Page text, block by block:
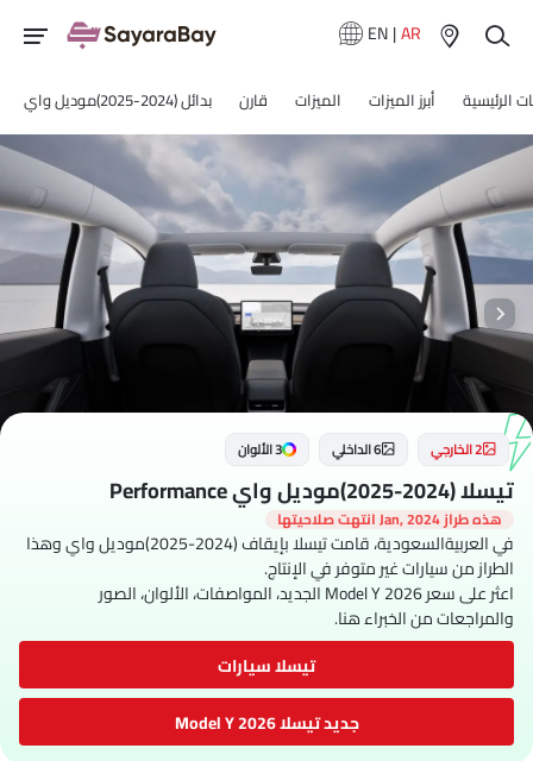
EN|AR
الرئيسية أبرز الميزات الميزات قارن بدائل (2024-2025)موديل واي
2 الخارجي 6 الداخلي 3 الألوان
تيسلا (2024-2025)موديل واي Performance
هذه طراز Jan, 2024 انتهت صلاحيتها
في العربيةالسعودية، قامت تيسلا بإيقاف (2024-2025)موديل واي وهذا
الطراز من سيارات غير متوفر في الإنتاج.
اعثر على سعر Model Y 2026 الجديد، المواصفات، الألوان، الصور
والمراجعات من الخبراء هنا.
تيسلا سيارات
جديد تيسلا Model Y 2026